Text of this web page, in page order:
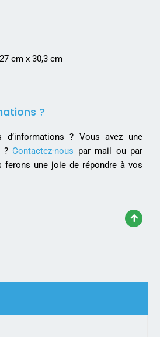
cm x 30,3 cm
?
d’informations ? Vous avez une
?Contactez-nous par mail ou par
ferons une joie de répondre à vos